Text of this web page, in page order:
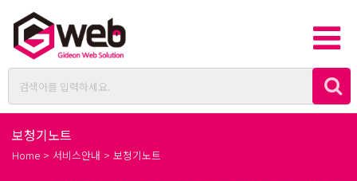
보청기노트
Home > 서비스안내 > 보청기노트